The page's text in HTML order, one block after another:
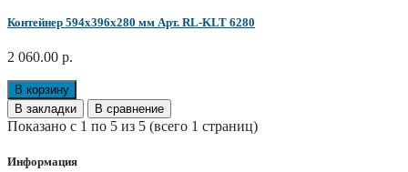
Контейнер 594х396х280 мм Арт. RL-KLT 6280
2 060.00 р.
В корзину
В закладки
В сравнение
Показано с 1 по 5 из 5 (всего 1 страниц)
Информация